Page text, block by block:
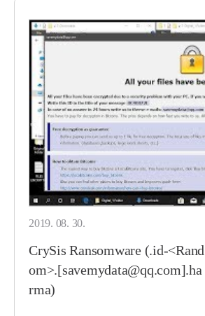
2019. 08. 30.
CrySis Ransomware (.id-<Rand
om>.[savemydata@qq.com].ha
rma)